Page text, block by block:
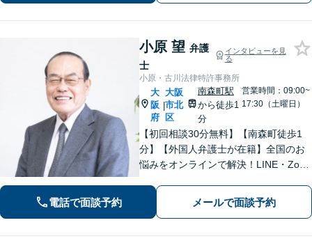
小原 望 弁護
士
インタビューを見
る
小原・古川法律特許事務所
大
阪
府
|
大阪
市北
区
南森町駅
から徒歩1
分
営業時間：09:00~
17:30（土曜日）
【初回相談30分無料】【南森町徒歩1
分】【外国人弁護士が在籍】全国のお
悩みをオンラインで解決！LINE・Zoo
ローバルな離婚・相続／労働／企業法
務相談可能。英語が堪能なスタッフが
電話で面談予約 メールで面談予約